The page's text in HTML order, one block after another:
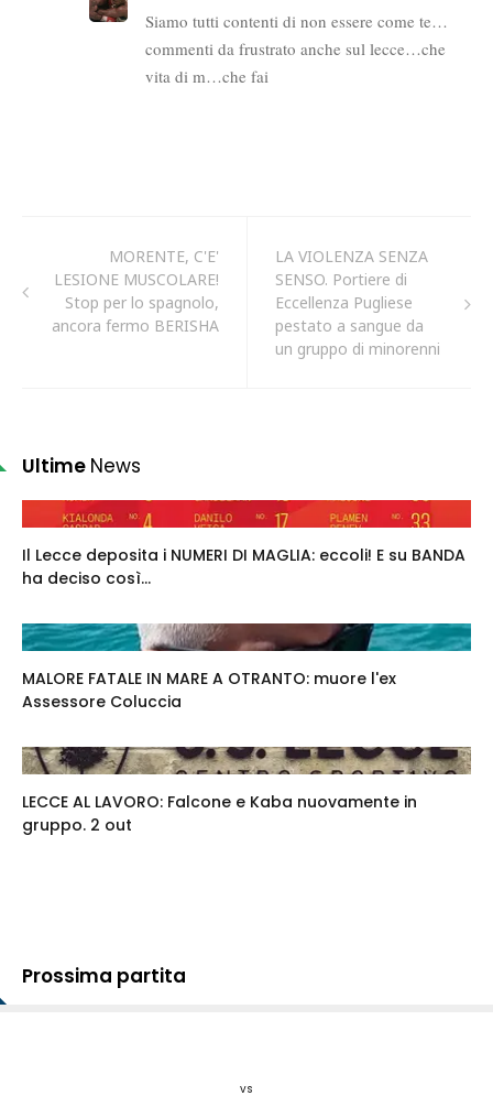
MORENTE, C'E'
LESIONE MUSCOLARE!
Stop per lo spagnolo,
ancora fermo BERISHA
LA VIOLENZA SENZA
SENSO. Portiere di
Eccellenza Pugliese
pestato a sangue da
un gruppo di minorenni
Ultime News
Il Lecce deposita i NUMERI DI MAGLIA: eccoli! E su BANDA
ha deciso così...
MALORE FATALE IN MARE A OTRANTO: muore l'ex
Assessore Coluccia
LECCE AL LAVORO: Falcone e Kaba nuovamente in
gruppo. 2 out
Prossima partita
vs